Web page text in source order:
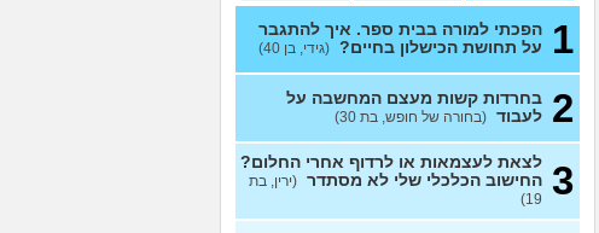
1
הפכתי למורה בבית ספר. איך להתגבר
על תחושת הכישלון בחיים?(גידי, בן 40)
2
בחרדות קשות מעצם המחשבה על
לעבוד(בחורה של חופש, בת 30)
3 לצאת לעצמאות או לרדוף אחרי החלום?
החישוב הכלכלי שלי לא מסתדר(ירין, בת
19)